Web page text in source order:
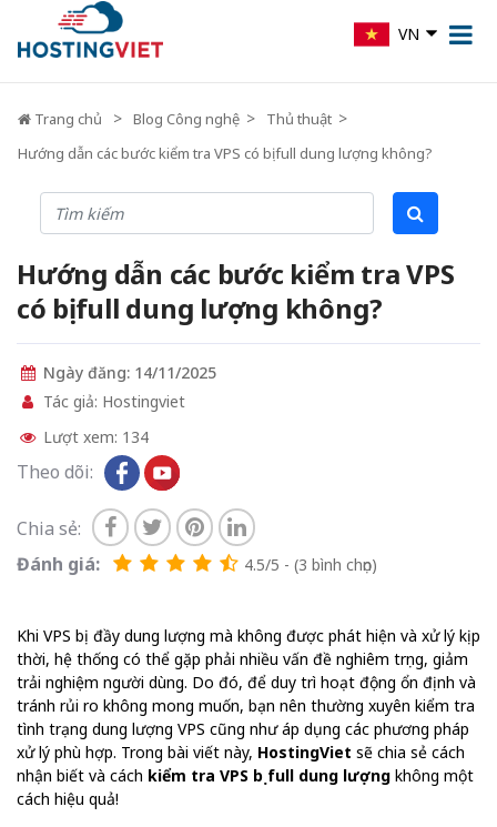
VN
Trang chủ Blog Công nghệ
Thủ thuật
Hướng dẫn các bước kiểm tra VPS có bị full dung lượng không?
Hướng dẫn các bước kiểm tra VPS
có bị full dung lượng không?
Ngày đăng: 14/11/2025
Tác giả: Hostingviet
Lượt xem: 134
Theo dõi:
Chia sẻ:
Đánh giá:
4.5/5 - (3 bình chọn)
Khi VPS bị đầy dung lượng mà không được phát hiện và xử lý kịp
thời, hệ thống có thể gặp phải nhiều vấn đề nghiêm trọng, giảm
trải nghiệm người dùng. Do đó, để duy trì hoạt động ổn định và
tránh rủi ro không mong muốn, bạn nên thường xuyên kiểm tra
tình trạng dung lượng VPS cũng như áp dụng các phương pháp
xử lý phù hợp. Trong bài viết này, HostingViet sẽ chia sẻ cách
nhận biết và cách kiểm tra VPS bị full dung lượng không một
cách hiệu quả!